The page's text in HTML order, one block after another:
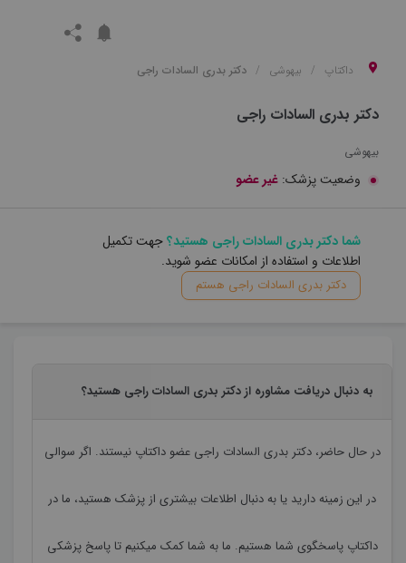
داکتاپ بیهوشی دکتر بدری السادات راجی
دکتر بدری السادات راجی
بیهوشی
وضعیت پزشک: غیر عضو
شما دکتر بدری السادات راجی هستید؟جهت تکمیل
اطلاعات و استفاده از امکانات عضو شوید.
دکتر بدری السادات راجی هستم
به دنبال دریافت مشاوره از دکتر بدری السادات راجی هستید؟
در حال حاضر،دکتر بدری السادات راجی عضو داکتاپ نیستند. اگر سوالی
در این زمینه دارید یا به دنبال اطلاعات بیشتری از پزشک هستید، ما در
داکتاپ پاسخگوی شما هستیم. ما به شما کمک میکنیم تا پاسخ پزشکی